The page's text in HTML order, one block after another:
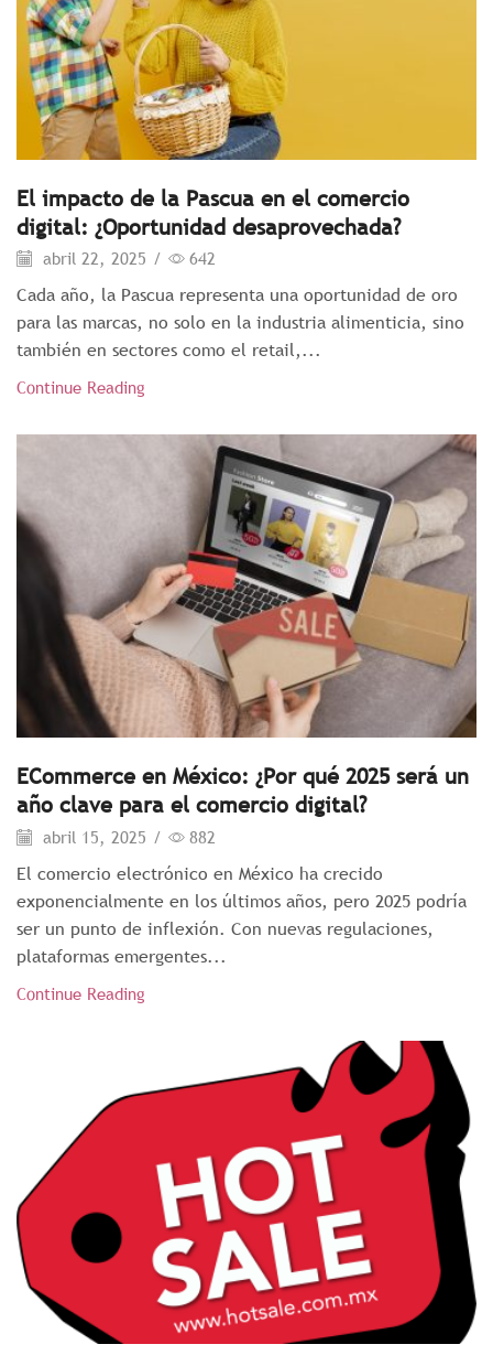
El impacto de la Pascua en el comercio
digital: ¿Oportunidad desaprovechada?
abril 22, 2025 / 642
Cada año, la Pascua representa una oportunidad de oro
para las marcas, no solo en la industria alimenticia, sino
también en sectores como el retail,...
Continue Reading
ECommerce en México: ¿Por qué 2025 será un
año clave para el comercio digital?
abril 15, 2025 / 882
El comercio electrónico en México ha crecido
exponencialmente en los últimos años, pero 2025 podría
ser un punto de inflexión. Con nuevas regulaciones,
plataformas emergentes...
Continue Reading